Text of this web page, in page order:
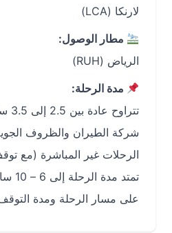
لارنكا (LCA)
مطار الوصول:
الرياض (RUH)
مدة الرحلة:
تتراوح عادة بين
شركة الطيران والظروف الجوية.
الرحلات غير المباشرة (مع توقف
تمتد مدة الرحلة
على مسار الرحلة ومدة التوقف